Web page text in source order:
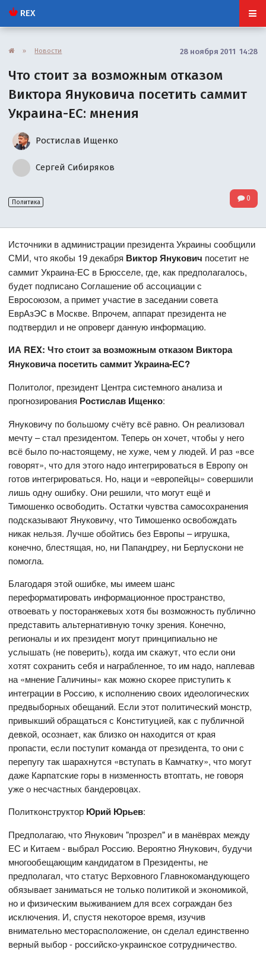
REX
» Новости 28 ноября 2011 14:28
Что стоит за возможным отказом
Виктора Януковича посетить саммит
Украина-ЕС: мнения
Ростислав Ищенко
Сергей Сибиряков
Политика 0
Источники в администрации президента Украины сообщили
СМИ, что якобы 19 декабря Виктор Янукович посетит не
саммит Украина-ЕС в Брюсселе, где, как предполагалось,
будет подписано Соглашение об ассоциации с
Евросоюзом, а примет участие в заседании совета
ЕврАзЭС в Москве. Впрочем, аппарат президента не
подтвердил и не опроверг данную информацию.
ИА REX: Что стоит за возможным отказом Виктора
Януковича посетить саммит Украина-ЕС?
Политолог, президент Центра системного анализа и
прогнозирования Ростислав Ищенко:
Януковичу по большому счёту всё равно. Он реализовал
мечту – стал президентом. Теперь он хочет, чтобы у него
всё было по-настоящему, не хуже, чем у людей. И раз «все
говорят», что для этого надо интегрироваться в Европу он
готов интегрироваться. Но, наци и «европейцы» совершили
лишь одну ошибку. Они решили, что могут ещё и
Тимошенко освободить. Остатки чувства самосохранения
подсказывают Януковичу, что Тимошенко освобождать
никак нельзя. Лучше обойтись без Европы – игрушка,
конечно, блестящая, но, ни Папандреу, ни Берлускони не
помогла.
Благодаря этой ошибке, мы имеем шанс
переформатировать информационное пространство,
отвоевать у посторанжевых хотя бы возможность публично
представить альтернативную точку зрения. Конечно,
регионалы и их президент могут принципиально не
услышать (не поверить), когда им скажут, что если они
хотят сохранить себя и награбленное, то им надо, наплевав
на «мнение Галичины» как можно скорее приступить к
интеграции в Россию, к исполнению своих идеологических
предвыборных обещаний. Если этот политический монстр,
привыкший обращаться с Конституцией, как с публичной
девкой, осознает, как близко он находится от края
пропасти, если поступит команда от президента, то они с
перепугу так шарахнутся «вступать в Камчатку», что могут
даже Карпатские горы в низменность втоптать, не говоря
уже о несчастных бандеровцах.
Политконструктор Юрий Юрьев:
Предполагаю, что Янукович "прозрел" и в манёврах между
ЕС и Китаем - выбрал Россию. Вероятно Янукович, будучи
многообещающим кандидатом в Президенты, не
предполагал, что статус Верховного Главнокомандующего
обязывает заниматься не только политикой и экономикой,
но и физическим выживанием для всех сограждан без
исключения. И, спустя некоторое время, изучив
внимательно месторасположение, он сделал единственно
верный выбор - российско-украинское сотрудничество.